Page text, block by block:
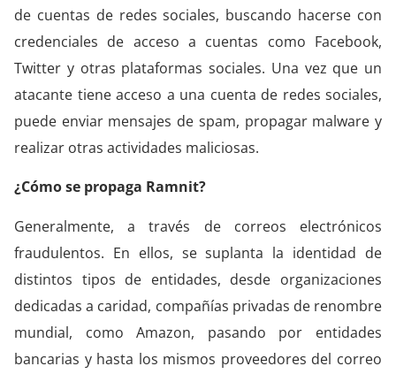
de cuentas de redes sociales, buscando hacerse con
credenciales de acceso a cuentas como Facebook,
Twitter y otras plataformas sociales. Una vez que un
atacante tiene acceso a una cuenta de redes sociales,
puede enviar mensajes de spam, propagar malware y
realizar otras actividades maliciosas.
¿Cómo se propaga Ramnit?
Generalmente, a través de correos electrónicos
fraudulentos. En ellos, se suplanta la identidad de
distintos tipos de entidades, desde organizaciones
dedicadas a caridad, compañías privadas de renombre
mundial, como Amazon, pasando por entidades
bancarias y hasta los mismos proveedores del correo